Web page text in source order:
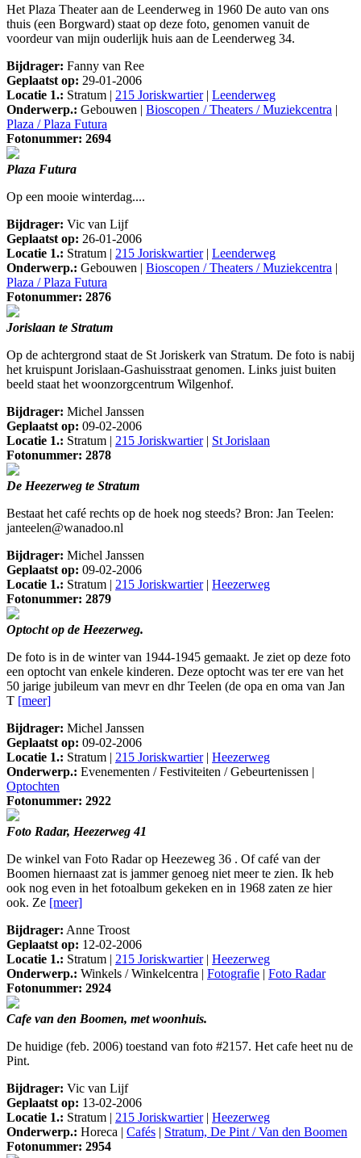
Het Plaza Theater aan de Leenderweg in 1960 De auto van ons
thuis (een Borgward) staat op deze foto, genomen vanuit de
voordeur van mijn ouderlijk huis aan de Leenderweg 34.
Bijdrager: Fanny van Ree
Geplaatst op: 29-01-2006
Locatie 1.: Stratum | 215 Joriskwartier| Leenderweg
Onderwerp.: Gebouwen | Bioscopen / Theaters / Muziekcentra |
Plaza / Plaza Futura
Fotonummer: 2694
Plaza Futura
Op een mooie winterdag....
Bijdrager: Vic van Lijf
Geplaatst op: 26-01-2006
Locatie 1.: Stratum | 215 Joriskwartier| Leenderweg
Onderwerp.: Gebouwen | Bioscopen / Theaters / Muziekcentra |
Plaza / Plaza Futura
Fotonummer: 2876
Jorislaan te Stratum
Op de achtergrond staat de St Joriskerk van Stratum. De foto is nabij
het kruispunt Jorislaan-Gashuisstraat genomen. Links juist buiten
beeld staat het woonzorgcentrum Wilgenhof.
Bijdrager: Michel Janssen
Geplaatst op: 09-02-2006
Locatie 1.: Stratum | 215 Joriskwartier| St Jorislaan
Fotonummer: 2878
De Heezerweg te Stratum
Bestaat het café rechts op de hoek nog steeds? Bron: Jan Teelen:
janteelen@wanadoo.nl
Bijdrager: Michel Janssen
Geplaatst op: 09-02-2006
Locatie 1.: Stratum | 215 Joriskwartier| Heezerweg
Fotonummer: 2879
Optocht op de Heezerweg.
De foto is in de winter van 1944-1945 gemaakt. Je ziet op deze foto
een optocht van enkele kinderen. Deze optocht was ter ere van het
50 jarige jubileum van mevr en dhr Teelen (de opa en oma van Jan
T [meer]
Bijdrager: Michel Janssen
Geplaatst op: 09-02-2006
Locatie 1.: Stratum | 215 Joriskwartier| Heezerweg
Onderwerp.: Evenementen / Festiviteiten / Gebeurtenissen |
Optochten
Fotonummer: 2922
Foto Radar, Heezerweg 41
De winkel van Foto Radar op Heezeweg 36 . Of café van der
Boomen hiernaast zat is jammer genoeg niet meer te zien. Ik heb
ook nog even in het fotoalbum gekeken en in 1968 zaten ze hier
ook. Ze [meer]
Bijdrager: Anne Troost
Geplaatst op: 12-02-2006
Locatie 1.: Stratum | 215 Joriskwartier| Heezerweg
Onderwerp.: Winkels / Winkelcentra | Fotografie | Foto Radar
Fotonummer: 2924
Cafe van den Boomen, met woonhuis.
De huidige (feb. 2006) toestand van foto #2157. Het cafe heet nu de
Pint.
Bijdrager: Vic van Lijf
Geplaatst op: 13-02-2006
Locatie 1.: Stratum | 215 Joriskwartier| Heezerweg
Onderwerp.: Horeca | Cafés | Stratum, De Pint / Van den Boomen
Fotonummer: 2954